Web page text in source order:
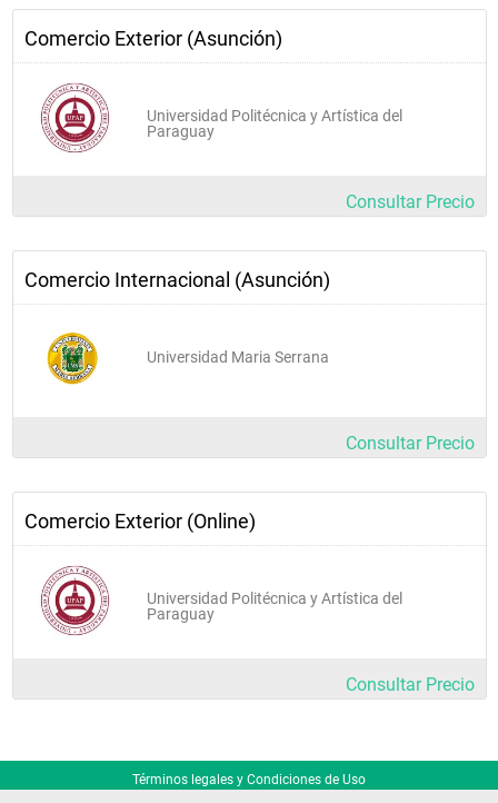
Comercio Exterior (Asunción)
Universidad Politécnica y Artística del
Paraguay
Consultar Precio
Comercio Internacional (Asunción)
Universidad Maria Serrana
Consultar Precio
Comercio Exterior (Online)
Universidad Politécnica y Artística del
Paraguay
Consultar Precio
Términos legales y Condiciones de Uso